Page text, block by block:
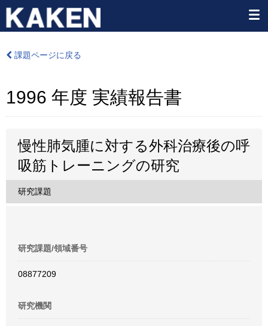
課題ページに戻る
1996 年度 実績報告書
慢性肺気腫に対する外科治療後の呼
吸筋トレーニングの研究
研究課題
研究課題/領域番号
08877209
研究機関